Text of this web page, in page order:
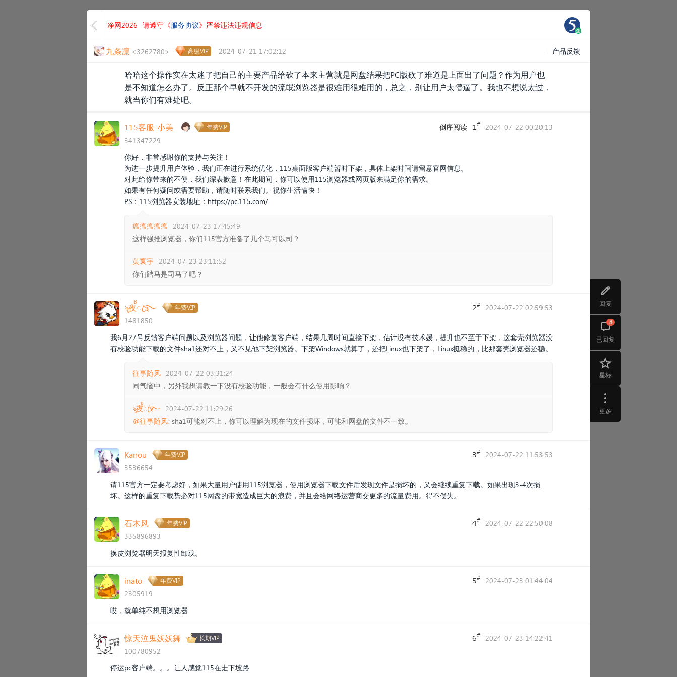
回复
已回复
8
星标
更多
净网2026 请遵守《服务协议》严禁违法违规信息
九条凛 <3262780> 高级VIP 2024-07-21 17:02:12 产品反馈
哈哈这个操作实在太迷了把自己的主要产品给砍了本来主营就是网盘结果把PC版砍了难道是上面出了问题？作为用户也
是不知道怎么办了。反正那个早就不开发的流氓浏览器是很难用很难用的，总之，别让用户太懵逼了。我也不想说太过，
就当你们有难处吧。
115客服-小美 年费VIP
341347229
倒序阅读 1# 2024-07-22 00:20:13
你好，非常感谢你的支持与关注！
为进一步提升用户体验，我们正在进行系统优化，115桌面版客户端暂时下架，具体上架时间请留意官网信息。
对此给你带来的不便，我们深表歉意！在此期间，你可以使用115浏览器或网页版来满足你的需求。
如果有任何疑问或需要帮助，请随时联系我们。祝你生活愉快！
PS：115浏览器安装地址： https://pc.115.com/
瘟瘟瘟瘟瘟 2024-07-23 17:45:49
这样强推浏览器，你们115官方准备了几个马可以司？
黄寰宇 2024-07-23 23:11:52
你们踏马是司马了吧？
ৡ夜้้ꦿ࿐ 年费VIP
1481850
2# 2024-07-22 02:59:53
我6月27号反馈客户端问题以及浏览器问题，让他修复客户端，结果几周时间直接下架，估计没有技术媛，提升也不至于下架，这套壳浏览器没
有校验功能下载的文件sha1还对不上，又不见他下架浏览器。下架Windows就算了，还把Linux也下架了，Linux挺稳的，比那套壳浏览器还稳。
往事随风 2024-07-22 03:31:24
同气恼中，另外我想请教一下没有校验功能，一般会有什么使用影响？
ৡ夜้้ꦿ࿐ 2024-07-22 11:29:26
@往事随风: sha1可能对不上，你可以理解为现在的文件损坏，可能和网盘的文件不一致。
Kanou 年费VIP
3536654
3# 2024-07-22 11:53:53
请115官方一定要考虑好，如果大量用户使用115浏览器，使用浏览器下载文件后发现文件是损坏的，又会继续重复下载。如果出现3-4次损
坏。这样的重复下载势必对115网盘的带宽造成巨大的浪费，并且会给网络运营商交更多的流量费用。得不偿失。
石木风 年费VIP
335896893
4# 2024-07-22 22:50:08
换皮浏览器明天报复性卸载。
inato 年费VIP
2305919
5# 2024-07-23 01:44:04
哎，就单纯不想用浏览器
惊天泣鬼妖妖舞 长期VIP
100780952
6# 2024-07-23 14:22:41
停运pc客户端。。。让人感觉115在走下坡路